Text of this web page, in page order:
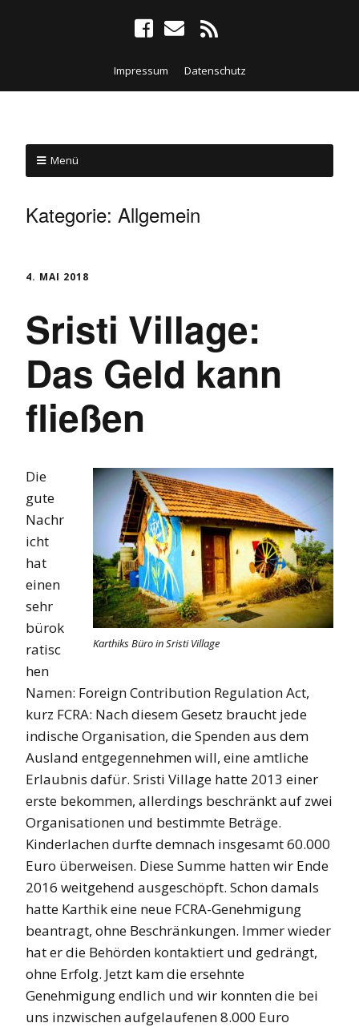
Impressum Datenschutz
Menü
Kategorie: Allgemein
4. MAI 2018
Sristi Village:
Das Geld kann
fließen
Karthiks Büro in Sristi Village
Die
gute
Nachr
icht
hat
einen
sehr
bürok
ratisc
hen
Namen: Foreign Contribution Regulation Act,
kurz FCRA: Nach diesem Gesetz braucht jede
indische Organisation, die Spenden aus dem
Ausland entgegennehmen will, eine amtliche
Erlaubnis dafür. Sristi Village hatte 2013 einer
erste bekommen, allerdings beschränkt auf zwei
Organisationen und bestimmte Beträge.
Kinderlachen durfte demnach insgesamt 60.000
Euro überweisen. Diese Summe hatten wir Ende
2016 weitgehend ausgeschöpft. Schon damals
hatte Karthik eine neue FCRA-Genehmigung
beantragt, ohne Beschränkungen. Immer wieder
hat er die Behörden kontaktiert und gedrängt,
ohne Erfolg. Jetzt kam die ersehnte
Genehmigung endlich und wir konnten die bei
uns inzwischen aufgelaufenen 8.000 Euro